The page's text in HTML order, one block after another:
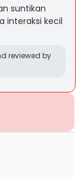
suntikan
interaksi kecil
reviewed by